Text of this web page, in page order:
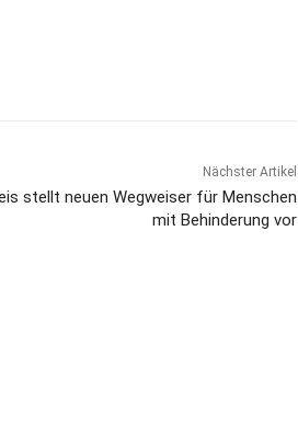
Nächster Artikel
stellt neuen Wegweiser für Menschen
mit Behinderung vor